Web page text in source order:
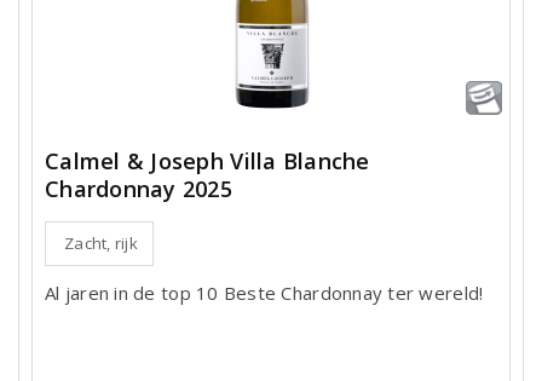
Calmel & Joseph Villa Blanche
Chardonnay 2025
Zacht, rijk
Al jaren in de top 10 Beste Chardonnay ter wereld!